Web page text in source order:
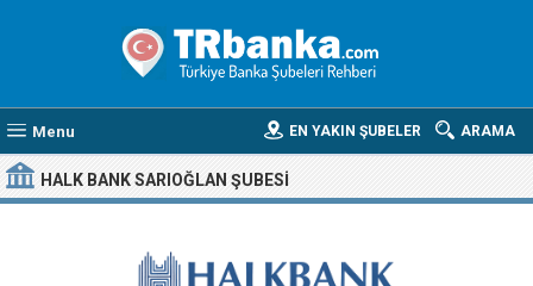
Menu ARAMA
EN YAKIN ŞUBELER
HALK BANK SARIOĞLAN ŞUBESI